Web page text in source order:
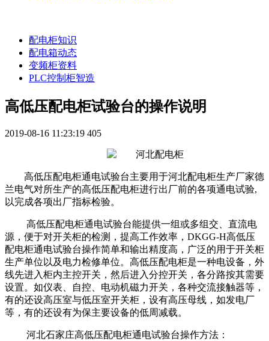
配电柜知识
配电箱动态
变频柜资料
PLC控制柜智造
高低压配电柜试验台的操作说明
2019-08-16 11:23:19 405
高低压配电柜通电试验台主要用于河北配电柜生产厂家德
兰电气对所生产的高低压配电柜进行出厂前的各项通电试验,
以完成各项出厂指标检验。
高低压配电柜通电试验台能提供一组或多组交、直流电
源，便于对开关柜的检测，提高工作效率，DKGG-H高低压
配电柜通电试验台操作简单和输出精度高，广泛的用于开关柜
生产单位以及电力检修单位。高低压配电柜是一种电设备，外
线先进入柜内主控开关，然后进入分控开关，各分路按其需要
设置。如仪表、自控、电动机磁力开关，各种交流接触器等，
有的还设高压室与低压室开关柜，设有高压母线，如发电厂
等，有的还设有为保主要设备的低周减载。
河北石家庄高低压配电柜通电试验台操作方法：